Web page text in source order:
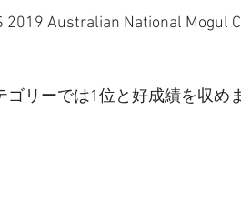
Australian National Mogul
ゴリーでは1位と好成績を収め